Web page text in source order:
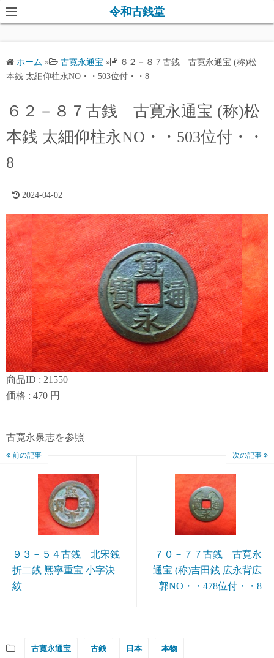
コ
ン
ッ
令和古銭堂
ホーム » 古寛永通宝 »
６２－８７古銭 古寛永通宝 (称)松
本銭 太細仰柱永NO・・503位付・・8
６２－８７古銭 古寛永通宝 (称)松
本銭 太細仰柱永NO・・503位付・・
8
2024-04-02
商品ID : 21550
価格 : 470 円
古寛永泉志を参照
前の記事
９３－５４古銭 北宋銭
折二銭 熈寧重宝 小字決
紋
次の記事
７０－７７古銭 古寛永
通宝 (称)吉田銭 広永背広
郭NO・・478位付・・8
古寛永通宝 古銭 日本 本物